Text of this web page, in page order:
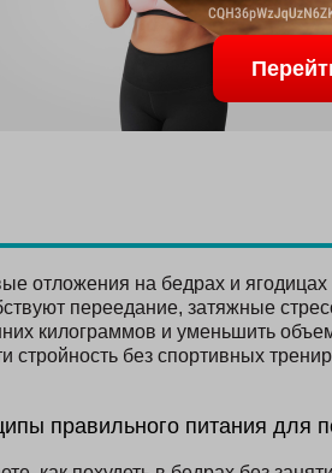
отложения на бедрах и
переедание, затяжные
килограммов и уменьшить
стройность без спортивных
правильного питания для